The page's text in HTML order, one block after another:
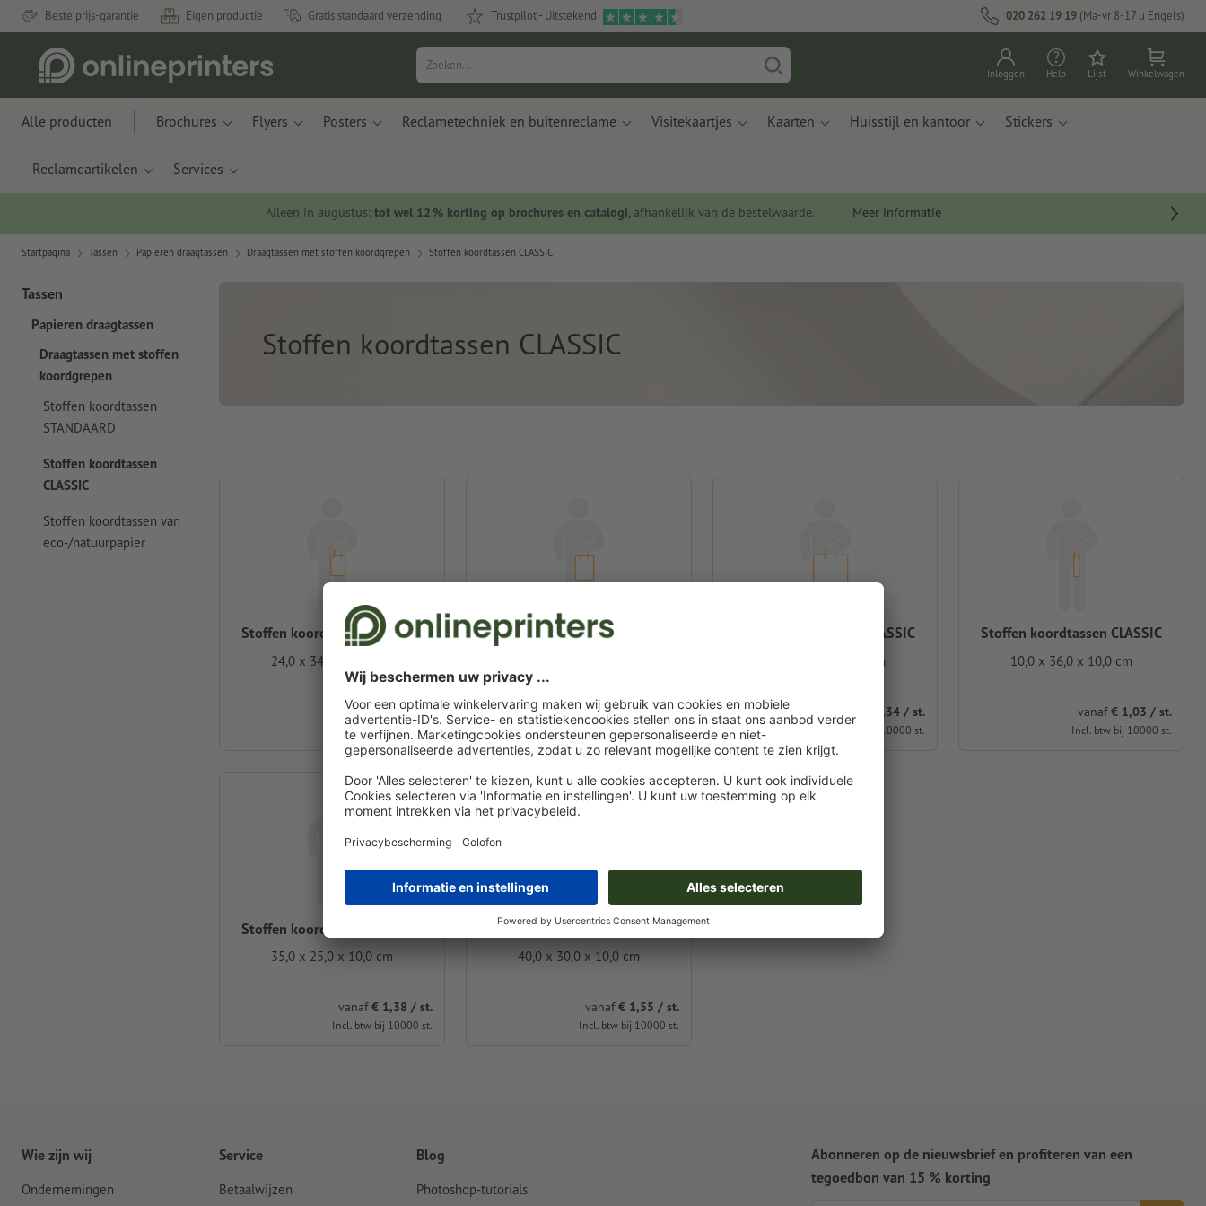
Beste prijs-garantie Eigen productie Gratis standaard verzending Trustpilot - Uitstekend 020 262 19 19 (Ma-vr 8-17 u Engels)
Inloggen Help Lijst Winkelwagen
Alle producten Brochures Flyers Posters Reclametechniek en buitenreclame Visitekaartjes Kaarten Huisstijl en kantoor Stickers
Reclameartikelen Services
Alleen in augustus: tot wel 12 % korting op brochures en catalogi, afhankelijk van de bestelwaarde. Meer informatie
Startpagina Tassen Papieren draagtassen Draagtassen met stoffen koordgrepen Stoffen koordtassen CLASSIC
Tassen
Papieren draagtassen
Draagtassen met stoffen
koordgrepen
Stoffen koordtassen
STANDAARD
Stoffen koordtassen
CLASSIC
Stoffen koordtassen van
eco-/natuurpapier
Stoffen koordtassen CLASSIC
Stoffen koordtassen CLASSIC
24,0 x 34,0 x 10,0 cm
vanaf € 1,24 / st.
Incl. btw bij 10000 st.
Stoffen koordtassen CLASSIC
vanaf€ 1,54 / st.
Incl. btw bij 10000 st.
Stoffen koordtassen CLASSIC
54,0 x 45,0 x 14,0 cm
vanaf € 2,34 / st.
Incl. btw bij 10000 st.
Stoffen koordtassen CLASSIC
10,0 x 36,0 x 10,0 cm
vanaf€ 1,03 / st.
Incl. btw bij 10000 st.
Stoffen koordtassen CLASSIC
35,0 x 25,0 x 10,0 cm
vanaf€ 1,38 / st.
Incl. btw bij 10000 st.
Stoffen koordtassen CLASSIC
40,0 x 30,0 x 10,0 cm
vanaf€ 1,55 / st.
Incl. btw bij 10000 st.
Wie zijn wij
Ondernemingen
Service
Betaalwijzen
Blog
Photoshop-tutorials
Abonneren op de nieuwsbrief en profiteren van een
tegoedbon van 15 % korting